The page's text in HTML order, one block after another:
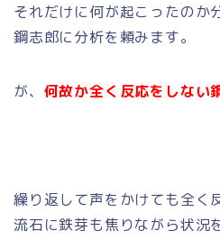
それだけに何が起こったのか
鋼志郎に分析を頼みます。
が、 何故か全く反応をしない
繰り返して声をかけても全く
流石に鉄芽も焦りながら状況